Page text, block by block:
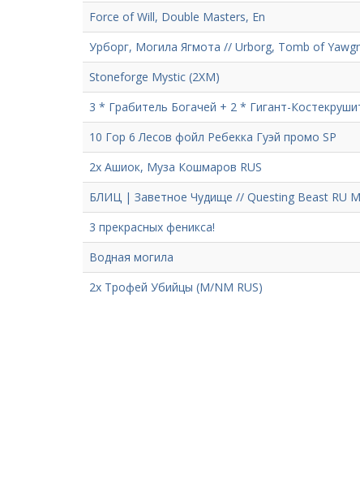
Force of Will, Double Masters, En
Урборг, Могила Ягмота // Urborg, Tomb of
Stoneforge Mystic (2XM)
3 * Грабитель Богачей + 2 * Гигант-
10 Гор 6 Лесов фойл Ребекка Гуэй промо SP
2х Ашиок, Муза Кошмаров RUS
БЛИЦ | Заветное Чудище // Questing Beast RU
3 прекрасных феникса!
Водная могила
2x Трофей Убийцы (M/NM RUS)